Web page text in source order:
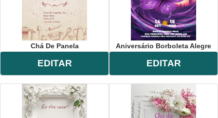
Chá De Panela
EDITAR
Aniversário Borboleta Alegre
EDITAR